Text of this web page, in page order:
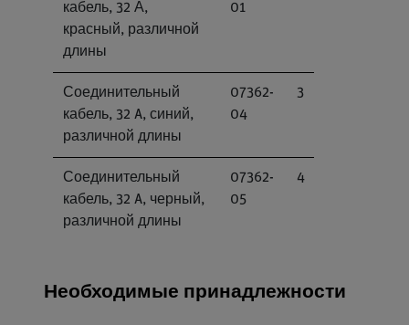
кабель, 32 А,
красный, различной
длины
01
Соединительный
кабель, 32 A, синий,
различной длины
07362-
04
3
Соединительный
кабель, 32 A, черный,
различной длины
07362-
05
4
Необходимые принадлежности